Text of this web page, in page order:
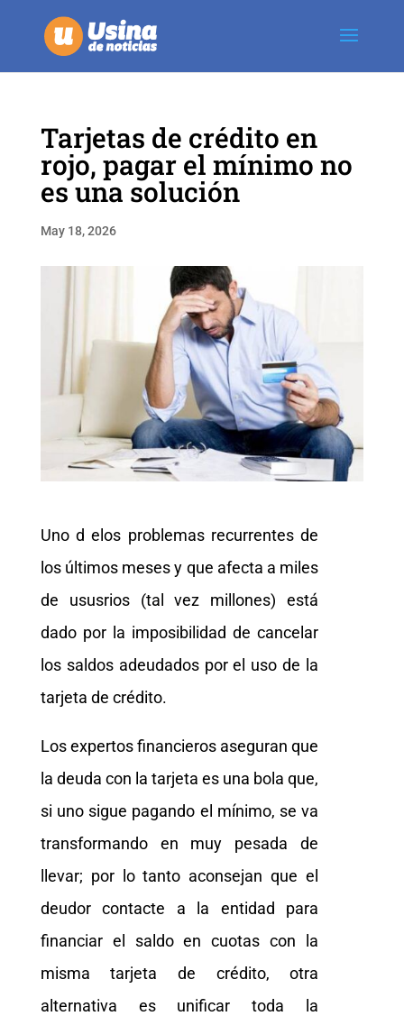
Tarjetas de crédito en
rojo, pagar el mínimo no
es una solución
May 18, 2026
Uno d elos problemas recurrentes de
los últimos meses y que afecta a miles
de ususrios (tal vez millones) está
dado por la imposibilidad de cancelar
los saldos adeudados por el uso de la
tarjeta de crédito.
Los expertos financieros aseguran que
la deuda con la tarjeta es una bola que,
si uno sigue pagando el mínimo, se va
transformando en muy pesada de
llevar; por lo tanto aconsejan que el
deudor contacte a la entidad para
financiar el saldo en cuotas con la
misma tarjeta de crédito, otra
alternativa es unificar toda la